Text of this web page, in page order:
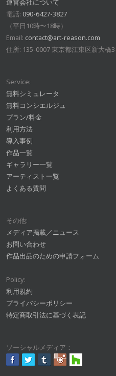
運営会社について
電話: 090-6427-3827
（平日10時〜18時）
Email: contact@art-reason.com
住所: 135-0007 東京都江東区新大橋
Service:
無料シミュレータ
無料コンシエルジュ
プラン/料金
利用方法
導入事例
作品一覧
ギャラリー一覧
アーティスト一覧
よくある質問
その他:
メディア掲載／ニュース
お問い合わせ
作品出品のための申請フォーム
Policy:
利用規約
プライバシーポリシー
特定商取引法に基づく表記
ソーシャルメディア：